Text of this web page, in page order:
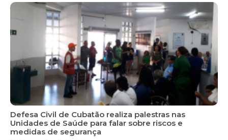
Defesa Civil de Cubatão realiza palestras nas
Unidades de Saúde para falar sobre riscos e
medidas de segurança